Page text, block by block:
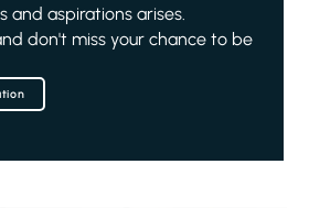
and aspirations arises.
don't miss your chance to be